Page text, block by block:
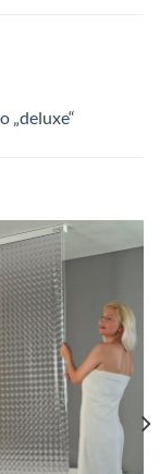
„deluxe“